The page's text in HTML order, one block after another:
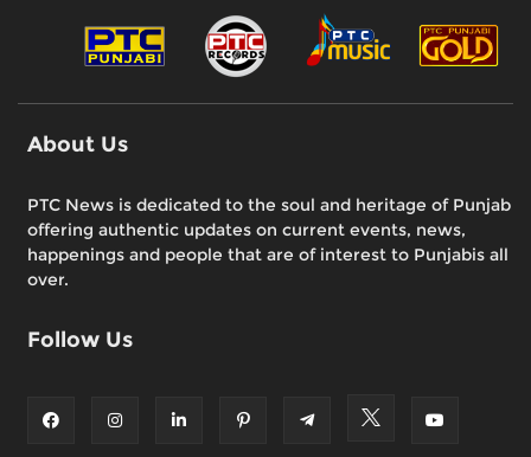
About Us
PTC News is dedicated to the soul and heritage of Punjab
offering authentic updates on current events, news,
happenings and people that are of interest to Punjabis all
over.
Follow Us